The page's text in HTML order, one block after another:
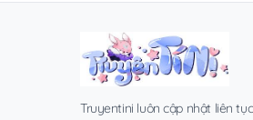
Truyentini luôn cập nhật liên